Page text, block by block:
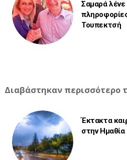
Σαμαρά λένε
Τουπεκτσή
Διαβάστηκαν περισσότερο
Έκτακτα
στην Ημαθία